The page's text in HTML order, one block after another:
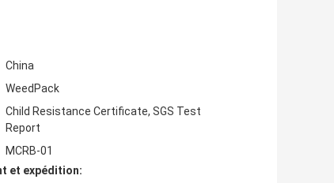
China
WeedPack
Child Resistance Certificate, SGS Test
Report
MCRB-01
et expédition: